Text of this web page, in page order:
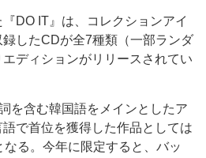
DO IT』は、コレクションアイ
したCDが全7種類（一部ランダ
ディションがリリースされてい
を含む韓国語をメインとしたア
で首位を獲得した作品としては
る。今年に限定すると、バッ